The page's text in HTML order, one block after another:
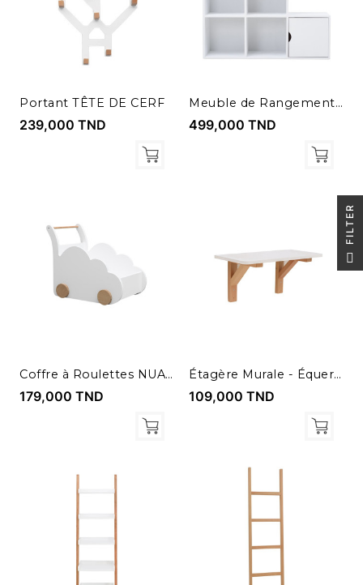
Portant TÊTE DE CERF
239,000 TND
Meuble de Rangement 6 Cases JIMI
499,000 TND
Coffre à Roulettes NUAGE
179,000 TND
Étagère Murale - Équerre Bois Hêtre
109,000 TND
R